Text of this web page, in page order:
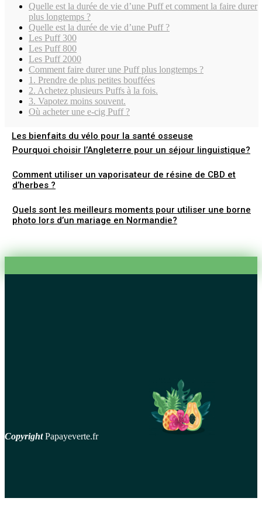
Quelle est la durée de vie d’une Puff et comment la faire durer
plus longtemps ?
Quelle est la durée de vie d’une Puff ?
Les Puff 300
Les Puff 800
Les Puff 2000
Comment faire durer une Puff plus longtemps ?
1. Prendre de plus petites bouffées
2. Achetez plusieurs Puffs à la fois.
3. Vapotez moins souvent.
Où acheter une e-cig Puff ?
Les bienfaits du vélo pour la santé osseuse
Pourquoi choisir l’Angleterre pour un séjour linguistique?
Comment utiliser un vaporisateur de résine de CBD et
d’herbes ?
Quels sont les meilleurs moments pour utiliser une borne
photo lors d’un mariage en Normandie?
CopyrightPapayeverte.fr